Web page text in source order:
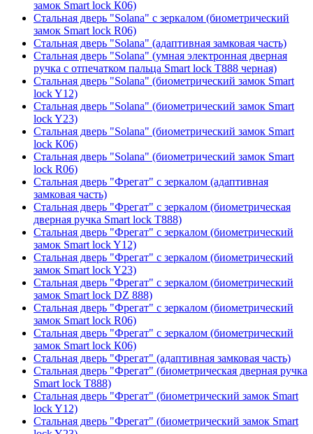
замок Smart lock К06)
Стальная дверь "Solana" с зеркалом (биометрический
замок Smart lock R06)
Стальная дверь "Solana" (адаптивная замковая часть)
Стальная дверь "Solana" (умная электронная дверная
ручка с отпечатком пальца Smart lock T888 черная)
Стальная дверь "Solana" (биометрический замок Smart
lock Y12)
Стальная дверь "Solana" (биометрический замок Smart
lock Y23)
Стальная дверь "Solana" (биометрический замок Smart
lock К06)
Стальная дверь "Solana" (биометрический замок Smart
lock R06)
Стальная дверь "Фрегат" с зеркалом (адаптивная
замковая часть)
Стальная дверь "Фрегат" с зеркалом (биометрическая
дверная ручка Smart lock T888)
Стальная дверь "Фрегат" с зеркалом (биометрический
замок Smart lock Y12)
Стальная дверь "Фрегат" с зеркалом (биометрический
замок Smart lock Y23)
Стальная дверь "Фрегат" с зеркалом (биометрический
замок Smart lock DZ 888)
Стальная дверь "Фрегат" с зеркалом (биометрический
замок Smart lock R06)
Стальная дверь "Фрегат" с зеркалом (биометрический
замок Smart lock К06)
Стальная дверь "Фрегат" (адаптивная замковая часть)
Стальная дверь "Фрегат" (биометрическая дверная ручка
Smart lock T888)
Стальная дверь "Фрегат" (биометрический замок Smart
lock Y12)
Стальная дверь "Фрегат" (биометрический замок Smart